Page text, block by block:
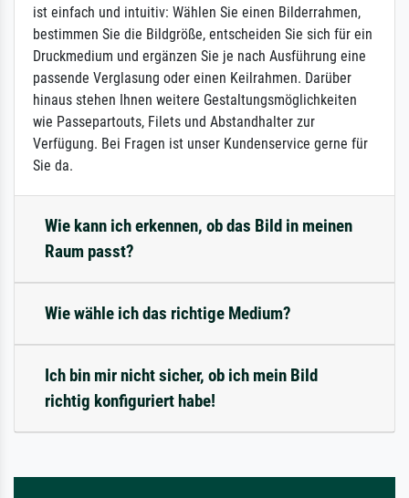
ist einfach und intuitiv: Wählen Sie einen Bilderrahmen,
bestimmen Sie die Bildgröße, entscheiden Sie sich für ein
Druckmedium und ergänzen Sie je nach Ausführung eine
passende Verglasung oder einen Keilrahmen. Darüber
hinaus stehen Ihnen weitere Gestaltungsmöglichkeiten
wie Passepartouts, Filets und Abstandhalter zur
Verfügung. Bei Fragen ist unser Kundenservice gerne für
Sie da.
Wie kann ich erkennen, ob das Bild in meinen
Raum passt?
Wie wähle ich das richtige Medium?
Ich bin mir nicht sicher, ob ich mein Bild
richtig konfiguriert habe!